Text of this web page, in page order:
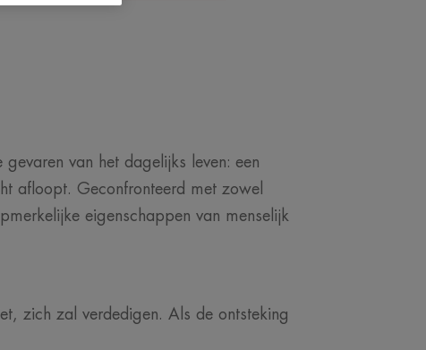
van het dagelijks leven: een
afloopt. Geconfronteerd met zowel
eigenschappen van menselijk
zich zal verdedigen. Als de ontsteking